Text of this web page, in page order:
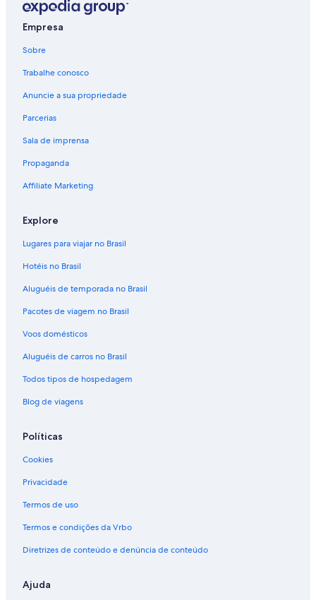
Empresa
Sobre
Trabalhe conosco
Anuncie a sua propriedade
Parcerias
Sala de imprensa
Propaganda
Affiliate Marketing
Explore
Lugares para viajar no Brasil
Hotéis no Brasil
Aluguéis de temporada no Brasil
Pacotes de viagem no Brasil
Voos domésticos
Aluguéis de carros no Brasil
Todos tipos de hospedagem
Blog de viagens
Políticas
Cookies
Privacidade
Termos de uso
Termos e condições da Vrbo
Diretrizes de conteúdo e denúncia de conteúdo
Ajuda